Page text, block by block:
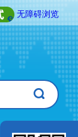
无障碍浏览